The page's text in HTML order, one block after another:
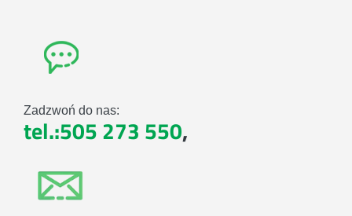
Zadzwoń do nas:
tel.:505 273 550,